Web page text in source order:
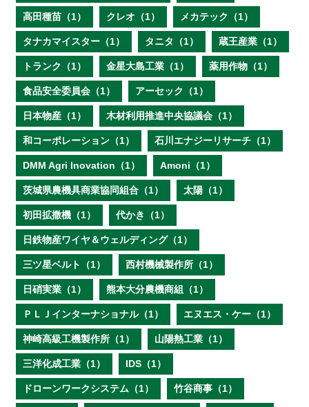
高田種苗（1） クレオ（1） メカテック（1）
タナカマイスター（1） タニタ（1） 蔵王産業（1）
トランク（1） 金星大島工業（1） 薬用作物（1）
食品安全委員会（1） アーセック（1）
日本物産（1） 木材利用推進中央協議会（1）
和コーポレーション（1） 石川エナジーリサーチ（1）
DMM Agri Inovation（1） Amoni（1）
茨城県農機具商業協同組合（1） 太陽（1）
初田拡撒機（1） 代かき（1）
日鉄物産ワイヤ＆ウェルディング（1）
三ツ星ベルト（1） 西村機械製作所（1）
日硝実業（1） 熊本大分農機商組（1）
ＰＬＪインターナショナル（1） エヌエス・ケー（1）
神崎高級工機製作所（1） 山陽熱工業（1）
三洋化成工業（1） IDS（1）
ドローンワークシステム（1） 竹谷商事（1）